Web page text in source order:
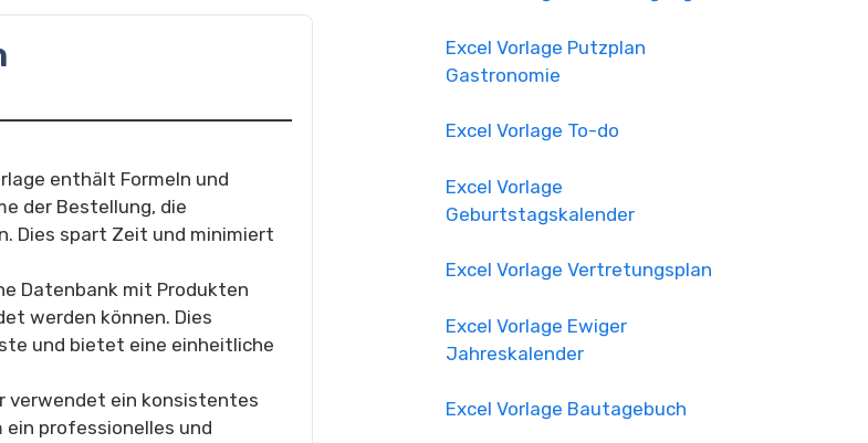
enthält Formeln und
der Bestellung, die
Dies spart Zeit und minimiert
Datenbank mit Produkten
werden können. Dies
und bietet eine einheitliche
verwendet ein konsistentes
ein professionelles und
Excel Vorlage Putzplan
Gastronomie
Excel Vorlage To-do
Excel Vorlage
Geburtstagskalender
Excel Vorlage Vertretungsplan
Excel Vorlage Ewiger
Jahreskalender
Excel Vorlage Bautagebuch